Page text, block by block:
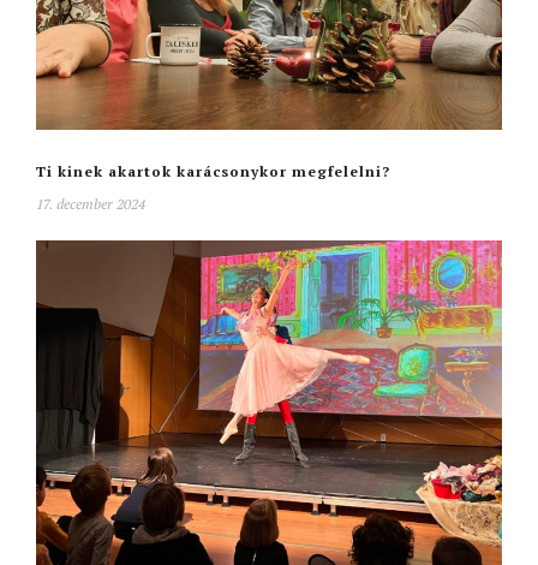
Ti kinek akartok karácsonykor megfelelni?
17. december 2024